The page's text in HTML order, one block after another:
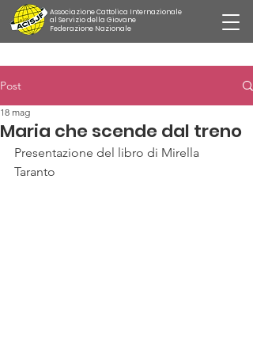
Associazione Cattolica Internazionale
al Servizio della Giovane
Federazione Nazionale
Post
Maria che scende dal treno
18 mag
Presentazione del libro di Mirella
Taranto